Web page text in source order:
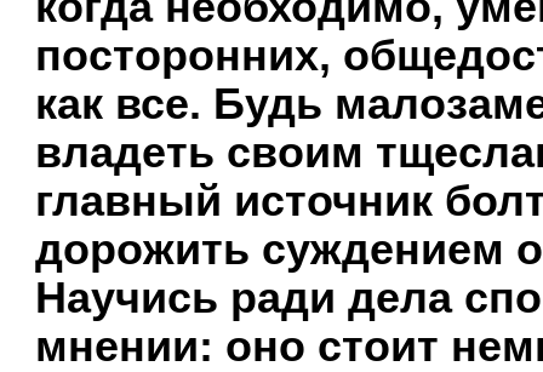
посторонних,
как все. Будь
владеть своим
главный источник
дорожить суждением
Научись ради дела
мнении: оно стоит